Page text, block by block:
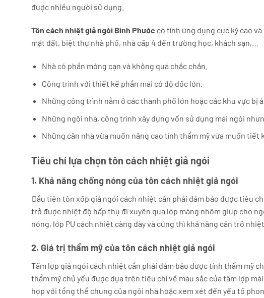
được nhiều người sử dụng.
Tôn cách nhiệt giả ngói Bình Phước có tính ứng dụng cực kỳ cao
mặt đất, biệt thự nhà phố, nhà cấp 4 đến trường học, khách sạn,…
Nhà có phần móng cạn và không quá chắc chắn.
Công trình với thiết kế phần mái có độ dốc lớn.
Những công trình nằm ở các thành phố lớn hoặc các khu vực bị
Những ngôi nhà, công trình xây dựng vốn sử dụng mái ngói
Những căn nhà vừa muốn nâng cao tính thẩm mỹ vừa muốn tiết
Tiêu chí lựa chọn tôn cách nhiệt giả ngói
1. Khả năng chống nóng của tôn cách nhiệt giả ngói
Đầu tiên tôn xốp giả ngói cách nhiệt cần phải đảm bảo được tiêu
trở được nhiệt độ hấp thụ đi xuyên qua lớp màng nhôm giúp cho
nóng, lớp PU cách nhiệt càng dày và cứng thì khả năng cản trở
2. Giá trị thẩm mỹ của tôn cách nhiệt giả ngói
Tấm lợp giả ngói cách nhiệt cần phải đảm bảo được tính thẩm mỹ
thẩm mỹ chủ yếu được dựa trên tiêu chí về màu sắc của tấm lợp
hợp với tổng thể chung của ngôi nhà hoặc xem xét đến yếu tố